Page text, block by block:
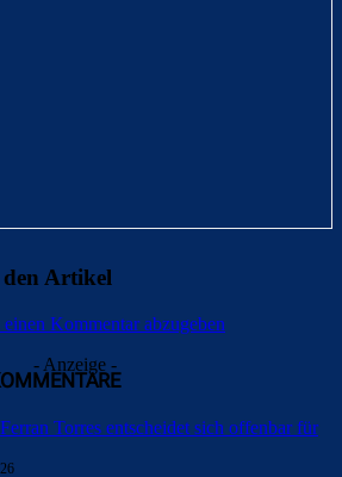
den Artikel
Kommentar abzugeben